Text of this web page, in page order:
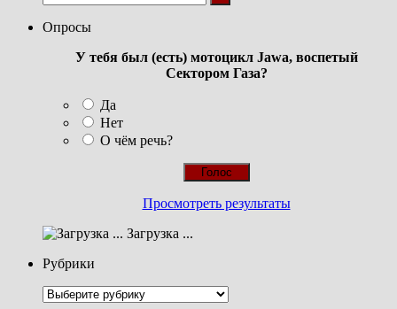
Опросы
У тебя был (есть) мотоцикл Jawa, воспетый
Сектором Газа?
Да
Нет
О чём речь?
Просмотреть результаты
Загрузка ...
Рубрики
Рубрики